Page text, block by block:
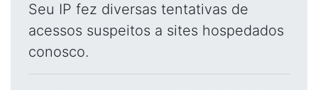
Seu IP fez diversas tentativas de
acessos suspeitos a sites hospedados
conosco.